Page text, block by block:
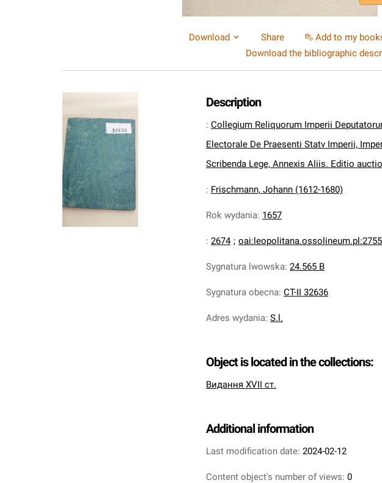
Download Share Add to my
Download the bibliographic
Description
: Collegium Reliquorum Imperii
Electorale De Praesenti Statv Imperii,
Scribenda Lege, Annexis Aliis. Editio
: Frischmann, Johann (1612-1680)
Rok wydania: 1657
: 2674 ; oai:leopolitana.ossolineum.pl:2755
Sygnatura lwowska: 24.565 B
Sygnatura obecna: CT-II 32636
Adres wydania: S.l.
Object is located in the collections:
Видання XVII ст.
Additional information
Last modification date: 2024-02-12
Content object's number of views: 0